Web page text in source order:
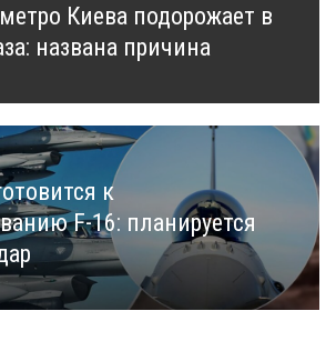
Киева подорожает в
названа причина
к
F-16: планируется